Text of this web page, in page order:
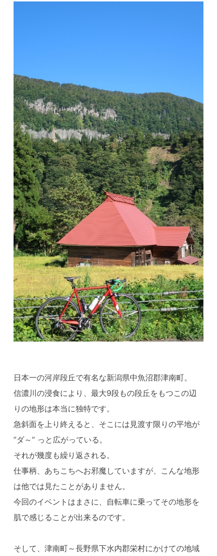
日本一の河岸段丘で有名な新潟県中魚沼郡津南町。
信濃川の浸食により、最大9段もの段丘をもつこの辺
りの地形は本当に独特です。
急斜面を上り終えると、そこには見渡す限りの平地が
”ダ～” っと広がっている。
それが幾度も繰り返される。
仕事柄、あちこちへお邪魔していますが、こんな地形
は他では見たことがありません。
今回のイベントはまさに、自転車に乗ってその地形を
肌で感じることが出来るのです。
そして、津南町～長野県下水内郡栄村にかけての地域